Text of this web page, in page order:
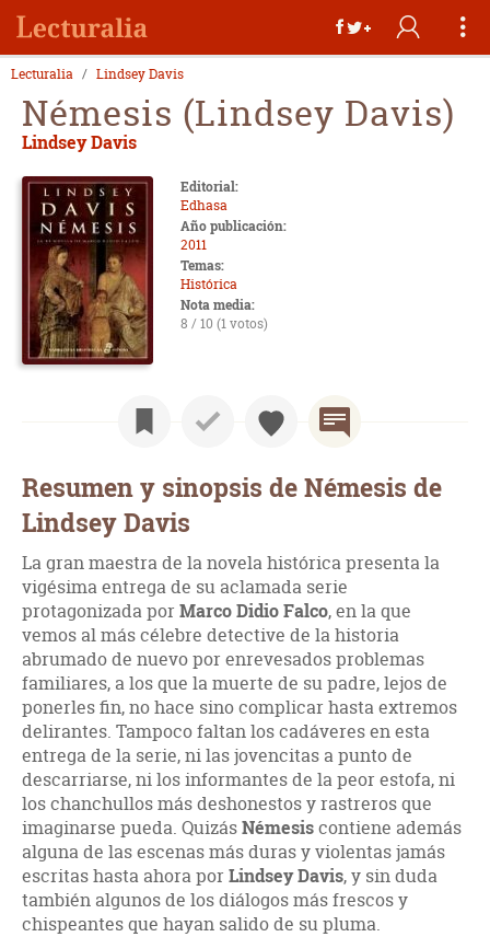
Lecturalia Lindsey Davis
Némesis (Lindsey Davis)
Lindsey Davis
Editorial:
Edhasa
Año publicación:
2011
Temas:
Histórica
Nota media:
8 / 10 (1 votos)
Resumen y sinopsis de Némesis de
Lindsey Davis
La gran maestra de la novela histórica presenta la
vigésima entrega de su aclamada serie
protagonizada por Marco Didio Falco, en la que
vemos al más célebre detective de la historia
abrumado de nuevo por enrevesados problemas
familiares, a los que la muerte de su padre, lejos de
ponerles fin, no hace sino complicar hasta extremos
delirantes. Tampoco faltan los cadáveres en esta
entrega de la serie, ni las jovencitas a punto de
descarriarse, ni los informantes de la peor estofa, ni
los chanchullos más deshonestos y rastreros que
imaginarse pueda. QuizásNémesiscontiene además
alguna de las escenas más duras y violentas jamás
escritas hasta ahora por Lindsey Davis, y sin duda
también algunos de los diálogos más frescos y
chispeantes que hayan salido de su pluma.